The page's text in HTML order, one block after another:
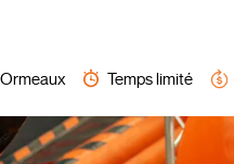
Temps limité